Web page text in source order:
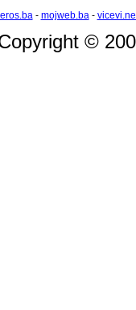
eros.ba- mojweb.ba-
©